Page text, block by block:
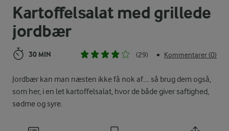
Kartoffelsalat med grillede
jordbær
30 MIN (29) • Kommentarer (0)
Jordbær kan man næsten ikke få nok af.... så brug dem også,
som her, i en let kartoffelsalat, hvor de både giver saftighed,
sødme og syre.